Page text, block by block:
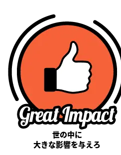
世の中に
大きな影響を与えろ